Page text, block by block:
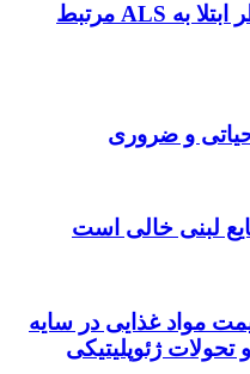
آفت‌کش‌ها با افزایش خطر ابتلا به ALS مرتبط
و ضروری
لبنی خالی است
مواد غذایی در سایه
تحولات ژئوپلیتیکی